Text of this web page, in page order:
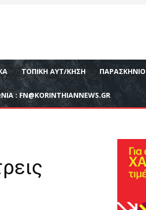
ΤΟΠΙΚΉ ΑΥΤ/ΚΗΣΗ ΠΑΡΑΣΚΉΝΙΟ
: FN@KORINTHIANNEWS.GR